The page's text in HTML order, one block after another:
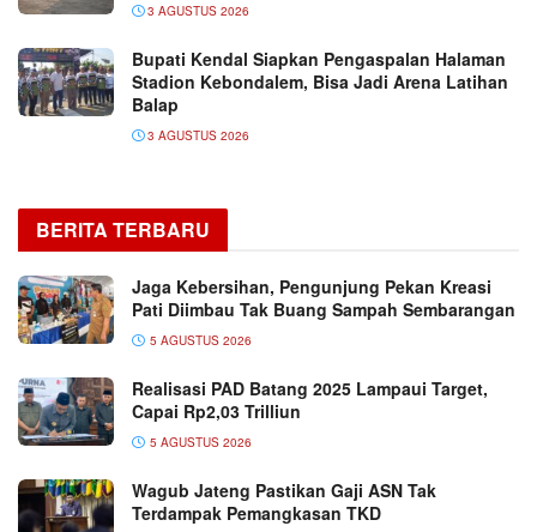
3 AGUSTUS 2026
Bupati Kendal Siapkan Pengaspalan Halaman
Stadion Kebondalem, Bisa Jadi Arena Latihan
Balap
3 AGUSTUS 2026
BERITA TERBARU
Jaga Kebersihan, Pengunjung Pekan Kreasi
Pati Diimbau Tak Buang Sampah Sembarangan
5 AGUSTUS 2026
Realisasi PAD Batang 2025 Lampaui Target,
Capai Rp2,03 Trilliun
5 AGUSTUS 2026
Wagub Jateng Pastikan Gaji ASN Tak
Terdampak Pemangkasan TKD